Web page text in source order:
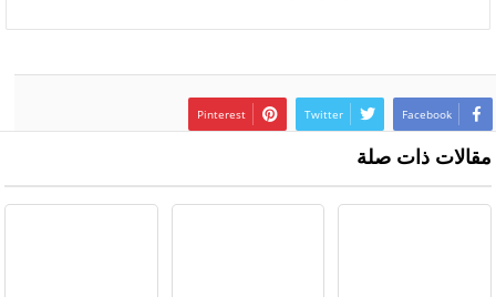
Facebook
Twitter
Pinterest
مقالات ذات صلة